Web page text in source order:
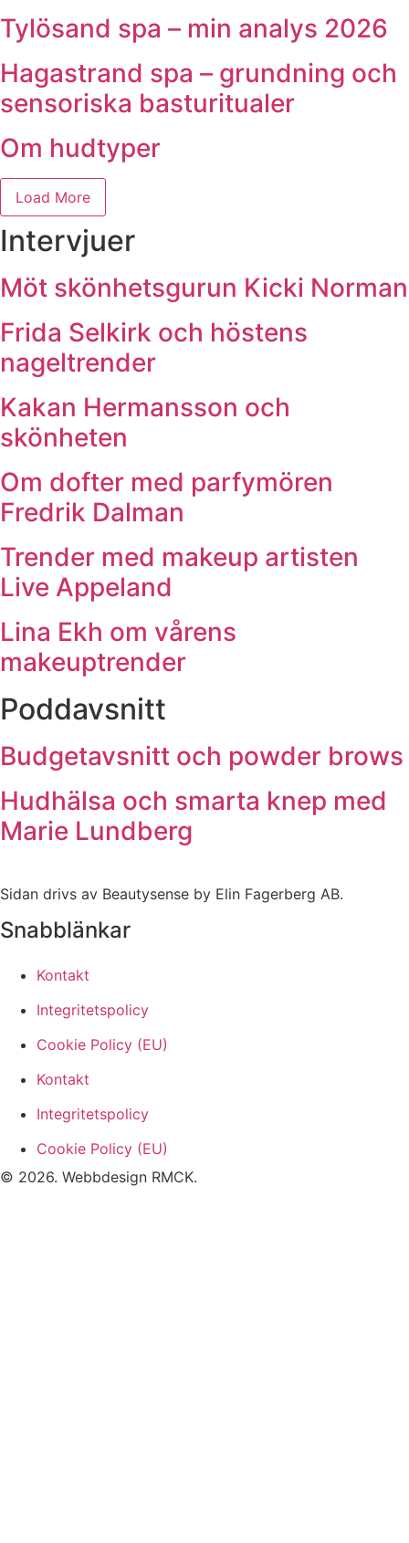
Tylösand spa – min analys 2026
Hagastrand spa – grundning och
sensoriska basturitualer
Om hudtyper
Load More
Intervjuer
Möt skönhetsgurun Kicki Norman
Frida Selkirk och höstens
nageltrender
Kakan Hermansson och
skönheten
Om dofter med parfymören
Fredrik Dalman
Trender med makeup artisten
Live Appeland
Lina Ekh om vårens
makeuptrender
Poddavsnitt
Budgetavsnitt och powder brows
Hudhälsa och smarta knep med
Marie Lundberg
Sidan drivs av Beautysense by Elin Fagerberg AB.
Snabblänkar
Kontakt
Integritetspolicy
Cookie Policy (EU)
Kontakt
Integritetspolicy
Cookie Policy (EU)
© 2026. Webbdesign RMCK.